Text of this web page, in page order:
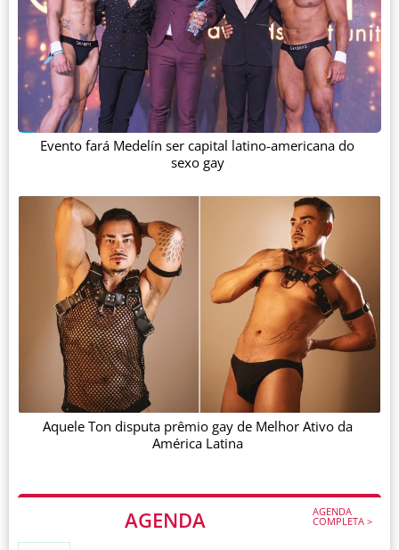
AGENDA AGENDA
COMPLETA >
Evento fará Medelín ser capital latino-americana do
sexo gay
Aquele Ton disputa prêmio gay de Melhor Ativo da
América Latina